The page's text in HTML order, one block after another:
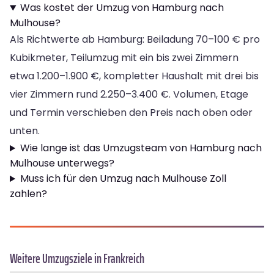
Was kostet der Umzug von Hamburg nach
Mulhouse?
Als Richtwerte ab Hamburg: Beiladung 70–100 € pro
Kubikmeter, Teilumzug mit ein bis zwei Zimmern
etwa 1.200–1.900 €, kompletter Haushalt mit drei bis
vier Zimmern rund 2.250–3.400 €. Volumen, Etage
und Termin verschieben den Preis nach oben oder
unten.
Wie lange ist das Umzugsteam von Hamburg nach
Mulhouse unterwegs?
Muss ich für den Umzug nach Mulhouse Zoll
zahlen?
Weitere Umzugsziele in Frankreich